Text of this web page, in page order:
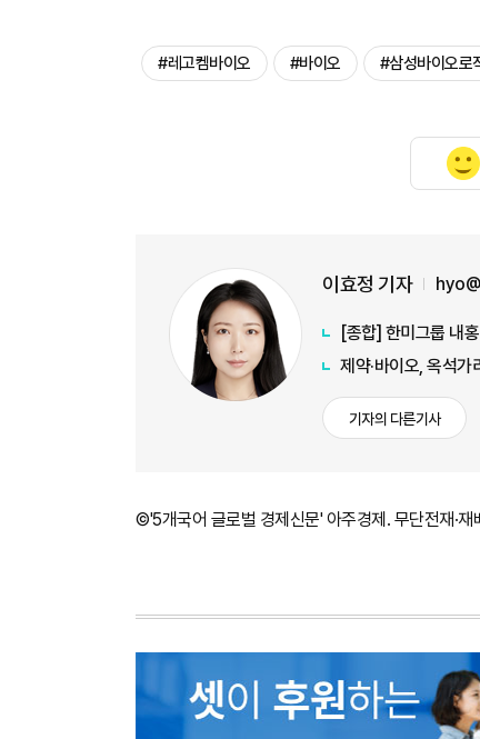
#레고켐바이오 #바이오 #삼성바이오로
이효정 기자
[종합] 한미그룹 내
제약·바이오, 옥석
기자의 다른기사
©'5개국어 글로벌 경제신문' 아주경제. 무단전재·재